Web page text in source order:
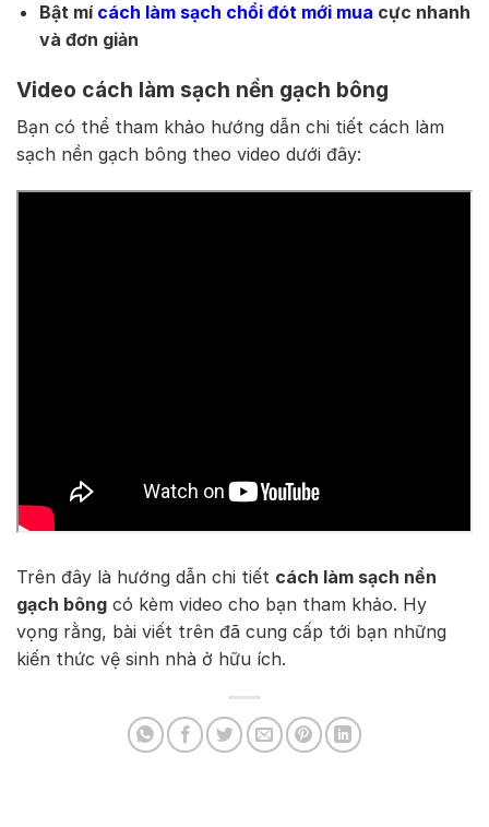
Bật mí cách làm sạch chổi đót mới mua cực nhanh
và đơn giản
Video cách làm sạch nền gạch bông
Bạn có thể tham khảo hướng dẫn chi tiết cách làm
sạch nền gạch bông theo video dưới đây:
Trên đây là hướng dẫn chi tiết cách làm sạch nền
gạch bông có kèm video cho bạn tham khảo. Hy
vọng rằng, bài viết trên đã cung cấp tới bạn những
kiến thức vệ sinh nhà ở hữu ích.